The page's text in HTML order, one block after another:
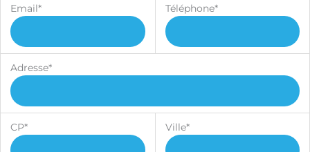
Email* Téléphone*
Adresse*
CP* Ville*